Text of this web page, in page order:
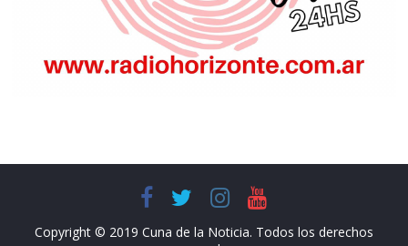
Copyright © 2019 Cuna de la Noticia. Todos los derechos